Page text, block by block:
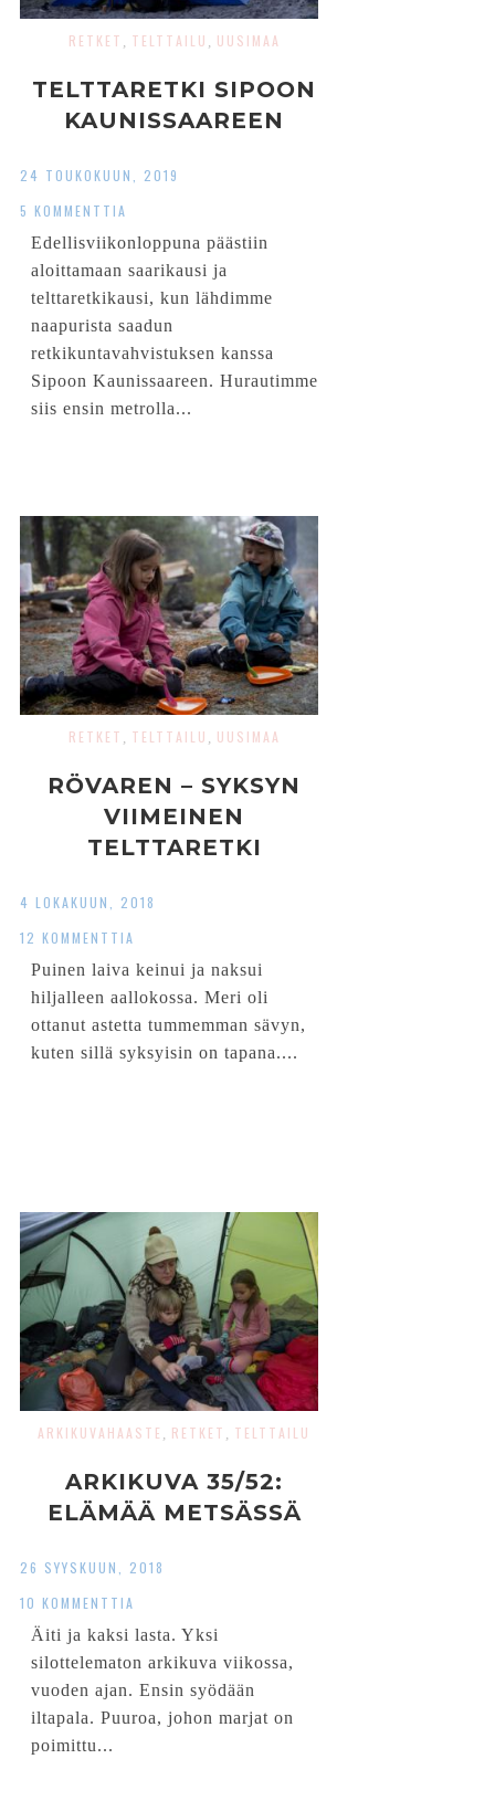
RETKET TELTTAILU UUSIMAA
TELTTARETKI SIPOON
KAUNISSAAREEN
24 TOUKOKUUN, 2019
5 KOMMENTTIA
Edellisviikonloppuna päästiin
aloittamaan saarikausi ja
telttaretkikausi, kun lähdimme
naapurista saadun
retkikuntavahvistuksen kanssa
Sipoon Kaunissaareen. Hurautimme
siis ensin metrolla...
RETKET TELTTAILU UUSIMAA
RÖVAREN – SYKSYN
VIIMEINEN
TELTTARETKI
4 LOKAKUUN, 2018
12 KOMMENTTIA
Puinen laiva keinui ja naksui
hiljalleen aallokossa. Meri oli
ottanut astetta tummemman sävyn,
kuten sillä syksyisin on tapana....
ARKIKUVAHAASTE RETKET TELTTAILU
ARKIKUVA 35/52:
ELÄMÄÄ METSÄSSÄ
26 SYYSKUUN, 2018
10 KOMMENTTIA
Äiti ja kaksi lasta. Yksi
silottelematon arkikuva viikossa,
vuoden ajan. Ensin syödään
iltapala. Puuroa, johon marjat on
poimittu...